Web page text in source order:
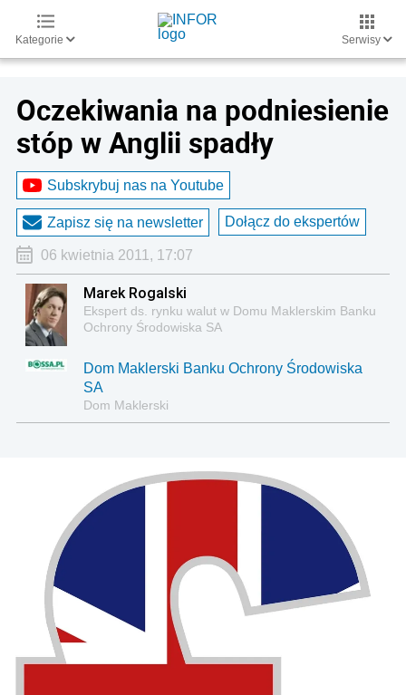
Kategorie Serwisy
Oczekiwania na podniesienie
stóp w Anglii spadły
Subskrybuj nas na Youtube
Zapisz się na newsletter Dołącz do ekspertów
06 kwietnia 2011, 17:07
Marek Rogalski
Ekspert ds. rynku walut w Domu Maklerskim Banku
Ochrony Środowiska SA
Dom Maklerski Banku Ochrony Środowiska
SA
Dom Maklerski